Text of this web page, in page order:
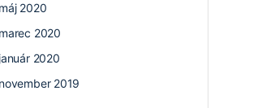
máj 2020
marec 2020
január 2020
november 2019